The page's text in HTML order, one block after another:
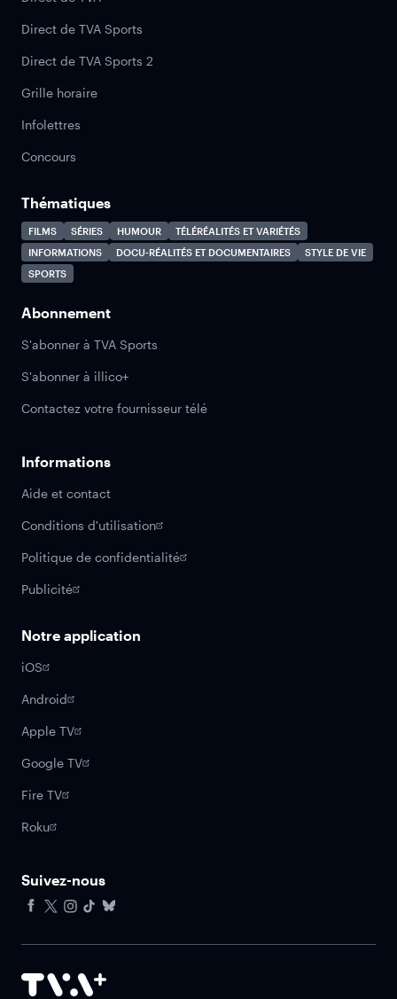
Direct de TVA Sports
Direct de TVA Sports 2
Grille horaire
Infolettres
Concours
Thématiques
FILMS SÉRIES HUMOUR
TÉLÉRÉALITÉS ET VARIÉTÉS
INFORMATIONS
DOCU-RÉALITÉS ET DOCUMENTAIRES
STYLE DE VIE
SPORTS
Abonnement
S'abonner à TVA Sports
S'abonner à illico+
Contactez votre fournisseur télé
Informations
Aide et contact
Conditions d'utilisation
Politique de confidentialité
Publicité
Notre application
iOS
Android
Apple TV
Google TV
Fire TV
Roku
Suivez-nous